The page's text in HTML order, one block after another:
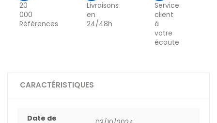
20
000
Références
Livraisons
en
24/48h
Service
client
à
votre
écoute
CARACTÉRISTIQUES
Date de